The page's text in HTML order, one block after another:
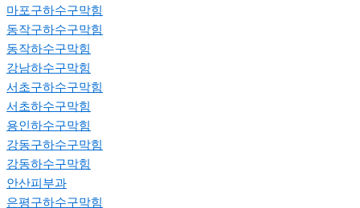
마포구하수구막힘
동작구하수구막힘
동작하수구막힘
강남하수구막힘
서초구하수구막힘
서초하수구막힘
용인하수구막힘
강동구하수구막힘
강동하수구막힘
안산피부과
은평구하수구막힘